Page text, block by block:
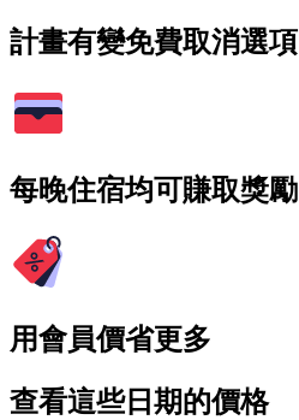
計畫有變免費取消選項
每晚住宿均可賺取獎勵
用會員價省更多
查看這些日期的價格